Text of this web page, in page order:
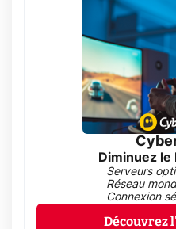
Diminuez le
Serveurs
Réseau
Connexion
Découvrez